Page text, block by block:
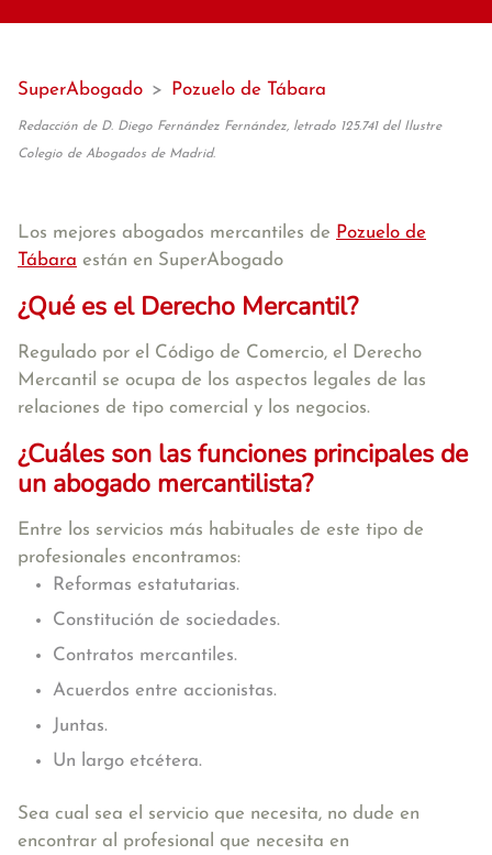
SuperAbogado > Pozuelo de Tábara
Redacción de D. Diego Fernández Fernández, letrado 125.741 del Ilustre
Colegio de Abogados de Madrid.
Los mejores abogados mercantiles de Pozuelo de
Tábara están en SuperAbogado
¿Qué es el Derecho Mercantil?
Regulado por el Código de Comercio, el Derecho
Mercantil se ocupa de los aspectos legales de las
relaciones de tipo comercial y los negocios.
¿Cuáles son las funciones principales de
un abogado mercantilista?
Entre los servicios más habituales de este tipo de
profesionales encontramos:
Reformas estatutarias.
Constitución de sociedades.
Contratos mercantiles.
Acuerdos entre accionistas.
Juntas.
Un largo etcétera.
Sea cual sea el servicio que necesita, no dude en
encontrar al profesional que necesita en